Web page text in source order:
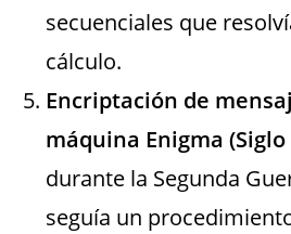
secuenciales que
cálculo.
Encriptación de
máquina Enigma (Siglo
durante la Segunda
seguía un